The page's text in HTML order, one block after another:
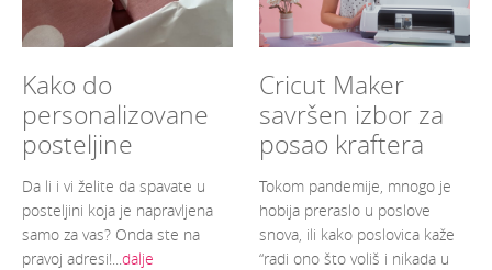
Kako do
personalizovane
posteljine
Da li i vi želite da spavate u
posteljini koja je napravljena
samo za vas? Onda ste na
pravoj adresi!...dalje
Cricut Maker
savršen izbor za
posao kraftera
Tokom pandemije, mnogo je
hobija preraslo u poslove
snova, ili kako poslovica kaže
“radi ono što voliš i nikada u